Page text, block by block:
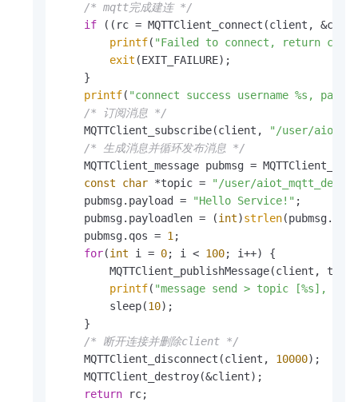
/* mqtt完成建连 */
if ((rc = MQTTClient_connect(client,
printf( "Failed to connect, return code
exit (EXIT_FAILURE);
    }
printf( "connect success username %s,
/* 订阅消息 */
    MQTTClient_subscribe(client,
"/user/
/* 生成消息并循环发布消息 */
MQTTClient_message pubmsg =
const
char *topic =
"/user/
    pubmsg.payload =
"Hello Service!" ;
    pubmsg.payloadlen = (
int)strlen
    pubmsg.qos =
1 ;
for(int i = 0; i < 100; i++) {
MQTTClient_publishMessage(client,
printf( "message send > topic [%s],
        sleep(
10);
    }
/* 断开连接并删除client */
    MQTTClient_disconnect(client,
10000);
    MQTTClient_destroy(&client);
return rc;